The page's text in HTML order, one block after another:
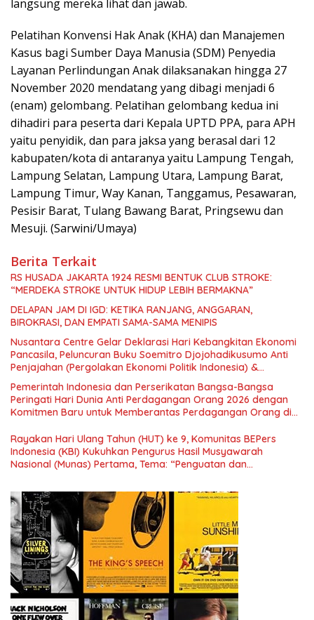
langsung mereka lihat dan jawab.
Pelatihan Konvensi Hak Anak (KHA) dan Manajemen
Kasus bagi Sumber Daya Manusia (SDM) Penyedia
Layanan Perlindungan Anak dilaksanakan hingga 27
November 2020 mendatang yang dibagi menjadi 6
(enam) gelombang. Pelatihan gelombang kedua ini
dihadiri para peserta dari Kepala UPTD PPA, para APH
yaitu penyidik, dan para jaksa yang berasal dari 12
kabupaten/kota di antaranya yaitu Lampung Tengah,
Lampung Selatan, Lampung Utara, Lampung Barat,
Lampung Timur, Way Kanan, Tanggamus, Pesawaran,
Pesisir Barat, Tulang Bawang Barat, Pringsewu dan
Mesuji. (Sarwini/Umaya)
Berita Terkait
RS HUSADA JAKARTA 1924 RESMI BENTUK CLUB STROKE:
“MERDEKA STROKE UNTUK HIDUP LEBIH BERMAKNA”
DELAPAN JAM DI IGD: KETIKA RANJANG, ANGGARAN,
BIROKRASI, DAN EMPATI SAMA-SAMA MENIPIS
Nusantara Centre Gelar Deklarasi Hari Kebangkitan Ekonomi
Pancasila, Peluncuran Buku Soemitro Djojohadikusumo Anti
Penjajahan (Pergolakan Ekonomi Politik Indonesia) &
Simposium Nasional “Urgensi Undang-Undang Perekonomian
Nasional dan Kesejahteraan Sosial dalam Menata Bangsa
Menuju Indonesia Emas 2045”,
Pemerintah Indonesia dan Perserikatan Bangsa-Bangsa
Peringati Hari Dunia Anti Perdagangan Orang 2026 dengan
Komitmen Baru untuk Memberantas Perdagangan Orang di
Rayakan Hari Ulang Tahun (HUT) ke 9, Komunitas BEPers
Indonesia (KBI) Kukuhkan Pengurus Hasil Musyawarah
Nasional (Munas) Pertama, Tema: “Penguatan dan
Indonesia dan Mancanegara”.